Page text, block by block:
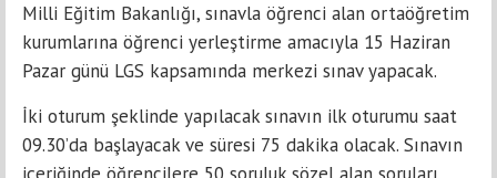
Milli Eğitim Bakanlığı, sınavla öğrenci alan ortaöğretim
kurumlarına öğrenci yerleştirme amacıyla 15 Haziran
Pazar günü LGS kapsamında merkezi sınav yapacak.
İki oturum şeklinde yapılacak sınavın ilk oturumu saat
09.30’da başlayacak ve süresi 75 dakika olacak. Sınavın